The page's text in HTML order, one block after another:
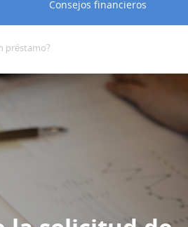
Consejos financieros
préstamo?